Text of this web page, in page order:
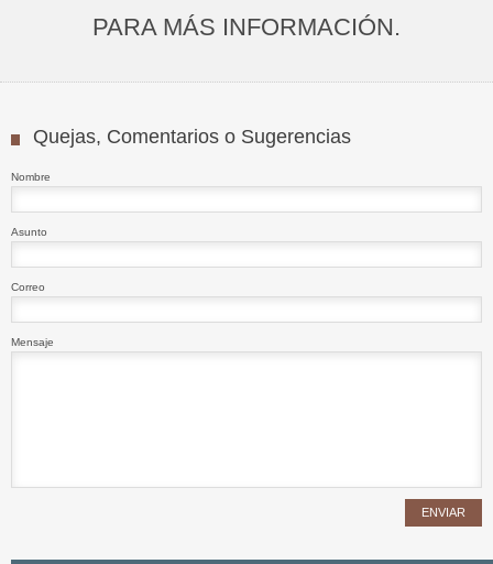
PARA MÁS INFORMACIÓN.
Quejas, Comentarios o Sugerencias
Nombre
Asunto
Correo
Mensaje
ENVIAR